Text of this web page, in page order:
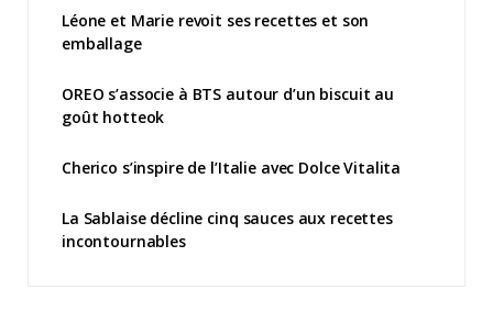
Léone et Marie revoit ses recettes et son
emballage
OREO s’associe à BTS autour d’un biscuit au
goût hotteok
Cherico s’inspire de l’Italie avec Dolce Vitalita
La Sablaise décline cinq sauces aux recettes
incontournables